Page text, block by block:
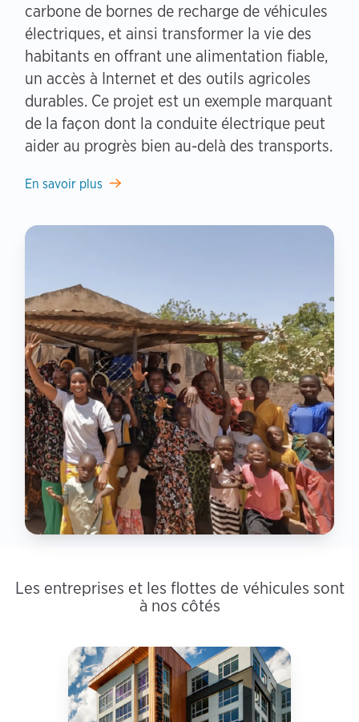
carbone de bornes de recharge de véhicules
électriques, et ainsi transformer la vie des
habitants en offrant une alimentation fiable,
un accès à Internet et des outils agricoles
durables. Ce projet est un exemple marquant
de la façon dont la conduite électrique peut
aider au progrès bien au-delà des transports.
En savoir plus
Les entreprises et les flottes de véhicules sont
à nos côtés